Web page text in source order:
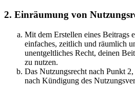
2. Einräumung von
Mit dem Erstellen eines Beitrags
einfaches, zeitlich und räumlich
unentgeltliches Recht, deinen
zu nutzen.
Das Nutzungsrecht nach Punkt
nach Kündigung des